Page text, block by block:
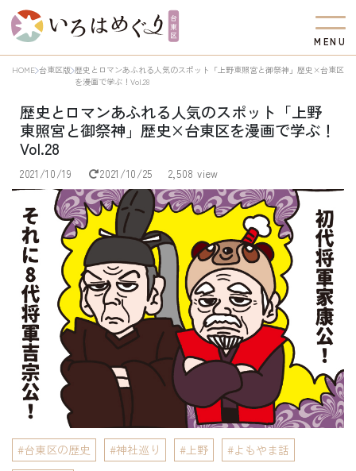
M EN U
HOME 台東区版 歴史とロマンあふれる人気のスポット「上野東照宮と御祭神」歴史×台東区
を漫画で学ぶ！Vol.28
歴史とロマンあふれる人気のスポット「上野
東照宮と御祭神」歴史×台東区を漫画で学ぶ！
Vol.28
2021/10/19 2021/10/25 2,508 view
台東区の歴史 神社巡り 上野
よもやま話